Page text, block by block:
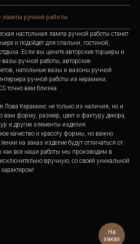
лампы ручной работы
настольная лампа ручной работы станет
и подойдёт для спальни, гостиной,
Если вы цените авторские торшеры и
вазы ручной работы, авторские
напольные вазы и вазоны ручной
ручной работы из керамики,
точно вам близка.
Лова Керамикс не только из наличия, но и
вам форму, размер, цвет и фактуру декора,
и другие элементы изделия.
качество и красоту формы, но важно
на заказ изделие будут отличаться от
как все наши работы мы производим в
вручную, со своей уникальной
На
заказ